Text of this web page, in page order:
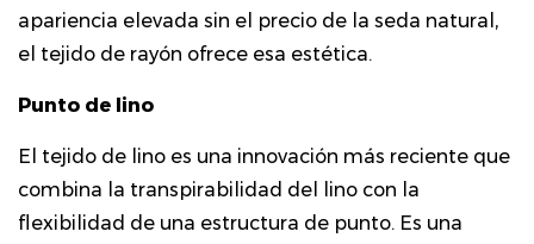
el
peso
adecuado
Consideraciones
de
color
apariencia elevada sin el precio de la seda natural,
el tejido de rayón ofrece esa estética.
Punto de lino
El tejido de lino es una innovación más reciente que
combina la transpirabilidad del lino con la
flexibilidad de una estructura de punto. Es una